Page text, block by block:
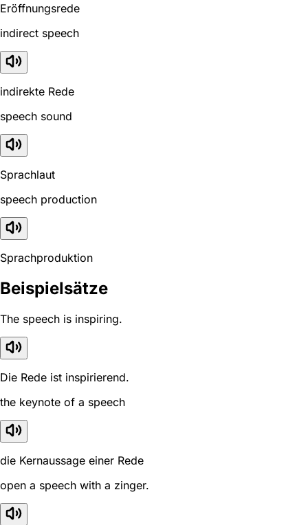
Eröffnungsrede
indirect speech
indirekte Rede
speech sound
Sprachlaut
speech production
Sprachproduktion
Beispielsätze
The speech is inspiring.
Die Rede ist inspirierend.
the keynote of a speech
die Kernaussage einer Rede
open a speech with a zinger.